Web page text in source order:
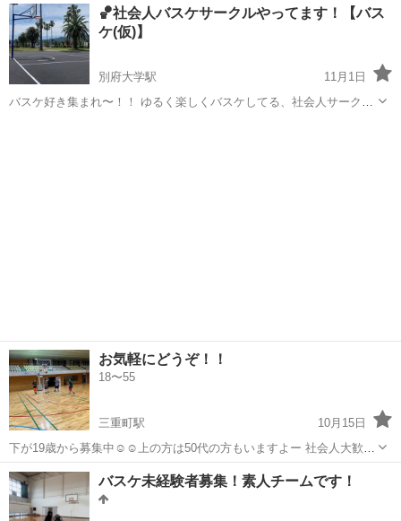
方法】 下記項目を添えてご連絡お願いします。 ・お名前 ・ご年齢 ・
バスケ経...
大分 中津市 東中津駅 バスケットボール バスケ
🏀社会人バスケサークルやってます！【バス
ケ(仮)】
別府大学駅
11月1日
バスケ好き集まれ〜！！ ゆるく楽しくバスケしてる、社会人サークル
お気軽にどうぞ！！
18〜55
三重町駅
10月15日
下が19歳から募集中☺️☺️上の方は50代の方もいますよー 社会人大歓迎
🙆‍♀️初心者🔰大歓迎🙆‍♀️見学🙆‍♀️ 子供連れ🙆‍♀️ダイエットしたい方🙆‍♀️ どん
な目的でも構いません！！！ バスケのメンバー大募集中😁😁 ...
大分 豊後大野市 三重町駅 バスケットボール バスケ
バスケ未経験者募集！素人チームです！